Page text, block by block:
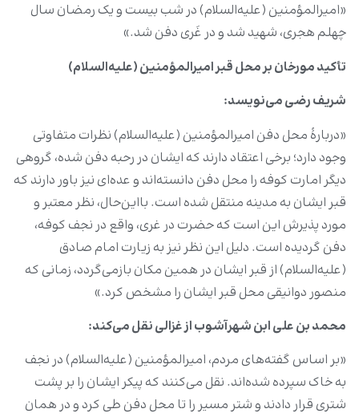
«امیرالمؤمنین (علیه‌السلام) در شب بیست و یک رمضان سال
چهلم هجری، شهید شد و در غَری دفن شد.»
تأکید مورخان بر محل قبر امیرالمؤمنین (علیه‌السلام)
شریف رضی می‌نویسد:
«دربارۀ محل دفن امیرالمؤمنین (علیه‌السلام) نظرات متفاوتی
وجود دارد؛ برخی اعتقاد دارند که ایشان در رحبه دفن شده، گروهی
دیگر امارت کوفه را محل دفن دانسته‌اند و عده‌ای نیز باور دارند که
قبر ایشان به مدینه منتقل شده است. بااین‌حال، نظر معتبر و
مورد پذیرش این است که حضرت در غری، واقع در نجف کوفه،
دفن گردیده است. دلیل این نظر نیز به زیارت امام صادق
(علیه‌السلام) از قبر ایشان در همین مکان بازمی‌گردد، زمانی که
منصور دوانیقی محل قبر ایشان را مشخص کرد.»
محمد بن علی ابن شهرآشوب از غزالی نقل می‌کند:
«بر اساس گفته‌های مردم، امیرالمؤمنین (علیه‌السلام) در نجف
به خاک سپرده شده‌اند. نقل می‌کنند که پیکر ایشان را بر پشت
شتری قرار دادند و شتر مسیر را تا محل دفن طی کرد و در همان